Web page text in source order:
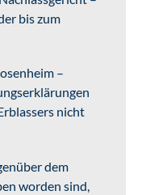
bis zum
–
nicht
dem
worden sind,